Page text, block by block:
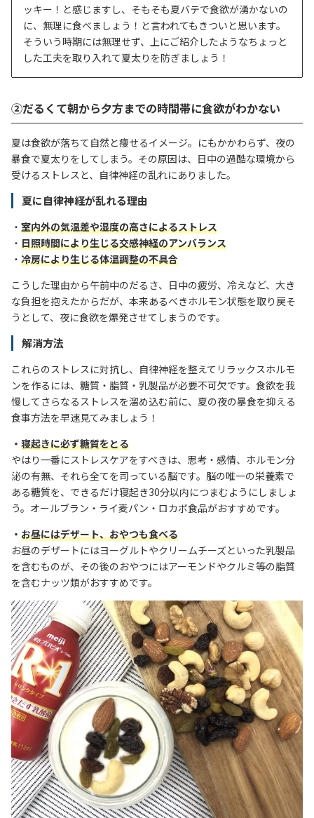
ッキー！と感じますし、そもそも夏バテで食欲が湧かないの
に、無理に食べましょう！と言われてもきついと思います。
そういう時期には無理せず、上にご紹介したようなちょっと
した工夫を取り入れて夏太りを防ぎましょう！
②だるくて朝から夕方までの時間帯に食欲がわかない
夏は食欲が落ちて自然と痩せるイメージ。にもかかわらず、夜の
暴食で夏太りをしてしまう。その原因は、日中の過酷な環境から
受けるストレスと、自律神経の乱れにありました。
夏に自律神経が乱れる理由
・ 室内外の気温差や湿度の高さによるストレス
・ 日照時間により生じる交感神経のアンバランス
・ 冷房により生じる体温調整の不具合
こうした理由から午前中のだるさ、日中の疲労、冷えなど、大き
な負担を抱えたからだが、 本来あるべきホルモン状態を取り戻そ
うとして、夜に食欲を爆発させてしまうのです。
解消方法
これらのストレスに対抗し、自律神経を整えてリラックスホルモ
ンを作るには、糖質・脂質・乳製品が必要不可欠です。食欲を我
慢してさらなるストレスを溜め込む前に、夏の夜の暴食を抑える
食事方法を早速見てみましょう！
・ 寝起きに必ず糖質をとる
やはり一番にストレスケアをすべきは、思考・感情、ホルモン分
泌の有無、それら全てを司っている脳です。脳の唯一の栄養素で
ある糖質を、できるだけ寝起き30分以内につまむようにしましょ
う。オールブラン・ライ麦パン・ロカボ食品がおすすめです。
・ お昼にはデザート、おやつも食べる
お昼のデザートにはヨーグルトやクリームチーズといった乳製品
を含むものが、その後のおやつにはアーモンドやクルミ等の脂質
を含むナッツ類がおすすめです。